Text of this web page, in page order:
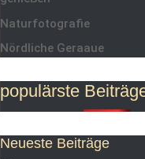
Naturfotografie
Nördliche Geraaue
populärste
Neueste Beiträge